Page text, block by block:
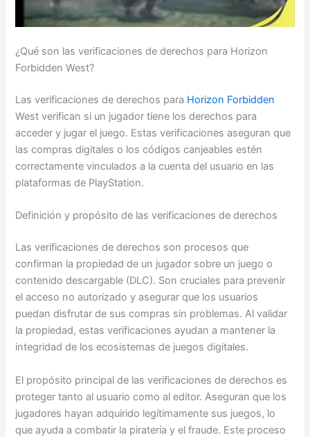
¿Qué son las verificaciones de derechos para Horizon
Forbidden West?
Las verificaciones de derechos para Horizon Forbidden
West verifican si un jugador tiene los derechos para
acceder y jugar el juego. Estas verificaciones aseguran que
las compras digitales o los códigos canjeables estén
correctamente vinculados a la cuenta del usuario en las
plataformas de PlayStation.
Definición y propósito de las verificaciones de derechos
Las verificaciones de derechos son procesos que
confirman la propiedad de un jugador sobre un juego o
contenido descargable (DLC). Son cruciales para prevenir
el acceso no autorizado y asegurar que los usuarios
puedan disfrutar de sus compras sin problemas. Al validar
la propiedad, estas verificaciones ayudan a mantener la
integridad de los ecosistemas de juegos digitales.
El propósito principal de las verificaciones de derechos es
proteger tanto al usuario como al editor. Aseguran que los
jugadores hayan adquirido legítimamente sus juegos, lo
que ayuda a combatir la piratería y el fraude. Este proceso